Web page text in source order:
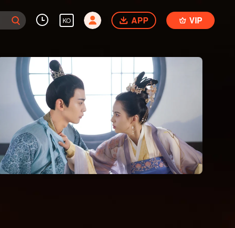
KO APP VIP